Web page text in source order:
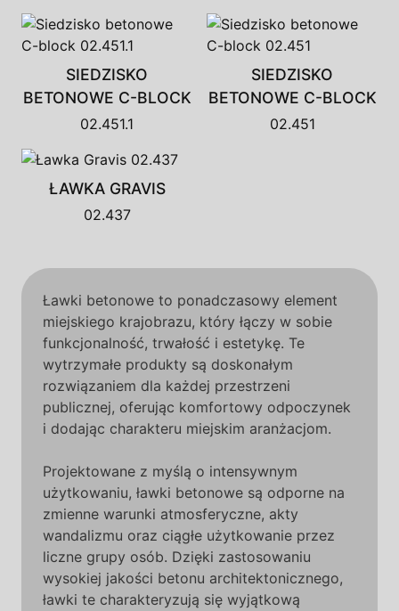
SIEDZISKO
BETONOWE C-BLOCK
02.451.1
SIEDZISKO
BETONOWE C-BLOCK
02.451
ŁAWKA GRAVIS
02.437
Ławki betonowe to ponadczasowy element
miejskiego krajobrazu, który łączy w sobie
funkcjonalność, trwałość i estetykę. Te
wytrzymałe produkty są doskonałym
rozwiązaniem dla każdej przestrzeni
publicznej, oferując komfortowy odpoczynek
i dodając charakteru miejskim aranżacjom.
Projektowane z myślą o intensywnym
użytkowaniu, ławki betonowe są odporne na
zmienne warunki atmosferyczne, akty
wandalizmu oraz ciągłe użytkowanie przez
liczne grupy osób. Dzięki zastosowaniu
wysokiej jakości betonu architektonicznego,
ławki te charakteryzują się wyjątkową